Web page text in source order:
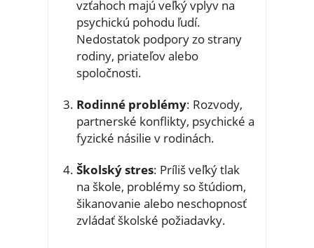
vzťahoch majú veľký vplyv na
psychickú pohodu ľudí.
Nedostatok podpory zo strany
rodiny, priateľov alebo
spoločnosti.
Rodinné problémy: Rozvody,
partnerské konflikty, psychické a
fyzické násilie v rodinách.
Školský stres: Príliš veľký tlak
na škole, problémy so štúdiom,
šikanovanie alebo neschopnosť
zvládať školské požiadavky.